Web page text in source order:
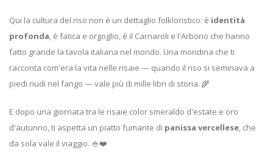
Qui la cultura del riso non è un dettaglio folkloristico: è identità
profonda, è fatica e orgoglio, è il Carnaroli e l'Arborio che hanno
fatto grande la tavola italiana nel mondo. Una mondina che ti
racconta com'era la vita nelle risaie — quando il riso si seminava a
piedi nudi nel fango — vale più di mille libri di storia. 🌾
E dopo una giornata tra le risaie color smeraldo d'estate e oro
d'autunno, ti aspetta un piatto fumante di panissa vercellese, che
da sola vale il viaggio. 🍚❤️